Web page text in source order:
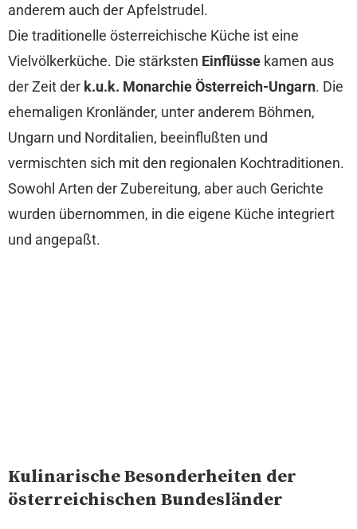
anderem auch der Apfelstrudel.
Die traditionelle österreichische Küche ist eine
Vielvölkerküche. Die stärksten Einflüsse kamen aus
der Zeit der k.u.k. MonarchieÖsterreich-Ungarn. Die
ehemaligen Kronländer, unter anderem Böhmen,
Ungarn und Norditalien, beeinflußten und
vermischten sich mit den regionalen Kochtraditionen.
Sowohl Arten der Zubereitung, aber auch Gerichte
wurden übernommen, in die eigene Küche integriert
und angepaßt.
Kulinarische Besonderheiten der
österreichischen Bundesländer